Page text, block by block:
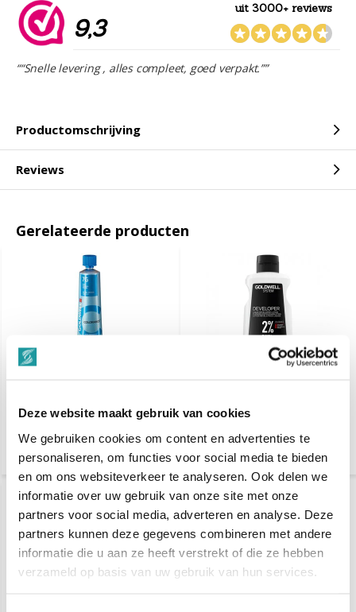
Deze website maakt gebruik van cookies
We gebruiken cookies om content en advertenties te
personaliseren, om functies voor social media te bieden
en om ons websiteverkeer te analyseren. Ook delen we
informatie over uw gebruik van onze site met onze
partners voor social media, adverteren en analyse. Deze
partners kunnen deze gegevens combineren met andere
informatie die u aan ze heeft verstrekt of die ze hebben
verzameld op basis van uw gebruik van hun services.
9,3
uit 3000+ reviews
““Snelle levering , alles compleet, goed verpakt.””
Productomschrijving
Reviews
Gerelateerde producten
60ml - 8 t/m Mix
€ 14,50
1000ml
€ 21,80